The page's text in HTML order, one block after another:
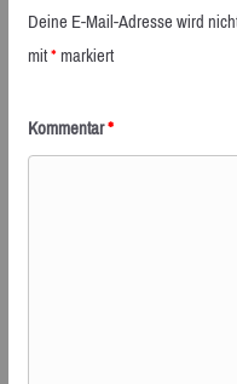
Deine E-Mail-Adresse wird
mit*markiert
Kommentar*